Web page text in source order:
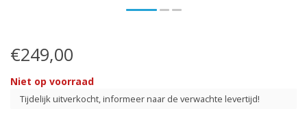
€249,00
Niet op voorraad
Tijdelijk uitverkocht, informeer naar de verwachte levertijd!